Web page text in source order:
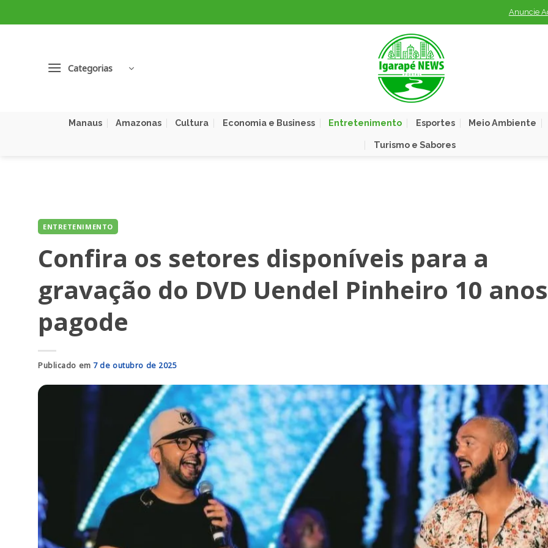
to
Anuncie
Categorias
Manaus Amazonas Cultura Economia e Business Entretenimento Esportes Meio Ambiente
Turismo e Sabores
ENTRETENIMENTO
Confira os setores disponíveis para a
gravação do DVD Uendel Pinheiro 10
pagode
Publicado em 7 de outubro de 2025